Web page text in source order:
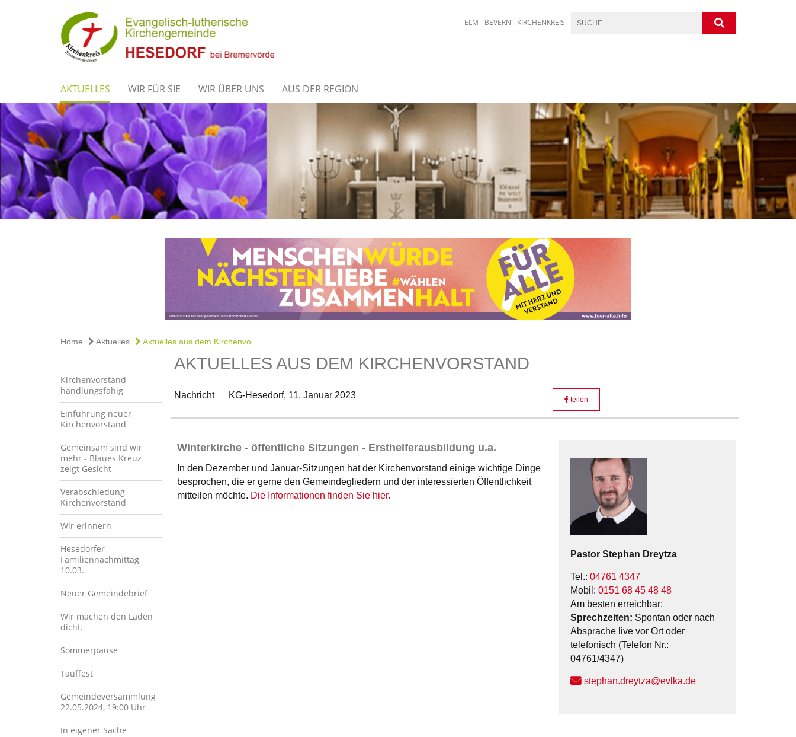
ELM BEVERN KIRCHENKREIS
AKTUELLES WIR FÜR SIE WIR ÜBER UNS AUS DER REGION
Home Aktuelles Aktuelles aus dem Kirchenvo...
Kirchenvorstand
handlungsfähig
Einführung neuer
Kirchenvorstand
Gemeinsam sind wir
mehr - Blaues Kreuz
zeigt Gesicht
Verabschiedung
Kirchenvorstand
Wir erinnern
Hesedorfer
Familiennachmittag
10.03.
Neuer Gemeindebrief
Wir machen den Laden
dicht.
Sommerpause
Tauffest
Gemeindeversammlung
22.05.2024, 19:00 Uhr
In eigener Sache
AKTUELLES AUS DEM KIRCHENVORSTAND
Nachricht KG-Hesedorf, 11. Januar 2023 teilen
Winterkirche - öffentliche Sitzungen - Ersthelferausbildung u.a.
In den Dezember und Januar-Sitzungen hat der Kirchenvorstand einige wichtige Dinge
besprochen, die er gerne den Gemeindegliedern und der interessierten Öffentlichkeit
mitteilen möchte. Die Informationen finden Sie hier.
Pastor Stephan Dreytza
Tel.: 04761 4347
Mobil: 0151 68 45 48 48
Am besten erreichbar:
Sprechzeiten: Spontan oder nach
Absprache live vor Ort oder
telefonisch (Telefon Nr.:
04761/4347)
stephan.dreytza@evlka.de